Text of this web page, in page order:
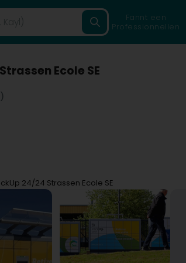
Fannt een
Professionnellen
Ecole SE
24/24 Strassen Ecole SE